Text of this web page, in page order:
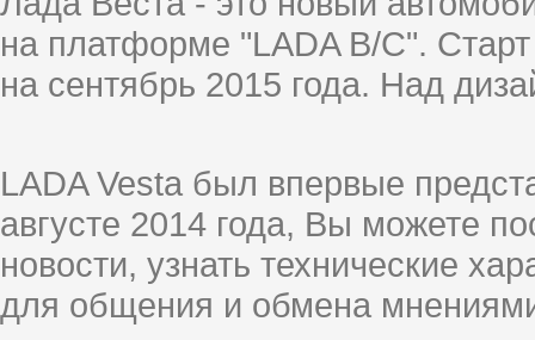
на платформе "LADA B/C".
на сентябрь 2015 года. Над
LADA Vesta был впервые
августе 2014 года, Вы можете
новости, узнать технические
для общения и обмена